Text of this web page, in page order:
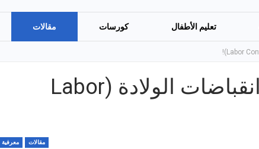
تعليم الأطفال كورسات مقالات
كل ما تريدين معرفته عن انقباضات الولادة (Labor
مقالات معرفية